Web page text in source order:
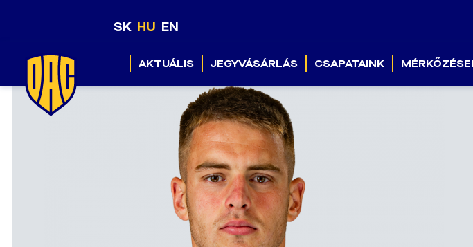
SK HU EN
AKTUÁLIS JEGYVÁSÁRLÁS CSAPATAINK